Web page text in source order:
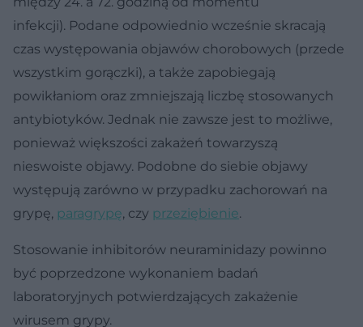
infekcji). Podane odpowiednio wcześnie skracają
czas występowania objawów chorobowych (przede
wszystkim gorączki), a także zapobiegają
powikłaniom oraz zmniejszają liczbę stosowanych
antybiotyków. Jednak nie zawsze jest to możliwe,
ponieważ większości zakażeń towarzyszą
nieswoiste objawy. Podobne do siebie objawy
występują zarówno w przypadku zachorowań na
grypę, paragrypę, czy przeziębienie.
Stosowanie inhibitorów neuraminidazy powinno
być poprzedzone wykonaniem badań
laboratoryjnych potwierdzających zakażenie
wirusem grypy.